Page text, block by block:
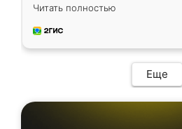
довольны работой.
мебель за качественную
Читать полностью
Еще